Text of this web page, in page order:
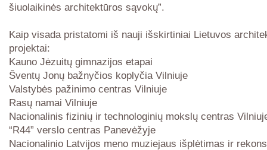
šiuolaikinės architektūros sąvokų”.
Kaip visada pristatomi iš nauji išskirtiniai Lietuvos
projektai:
Kauno Jėzuitų gimnazijos etapai
Šventų Jonų bažnyčios koplyčia Vilniuje
Valstybės pažinimo centras Vilniuje
Rasų namai Vilniuje
Nacionalinis fizinių ir technologinių mokslų centras
“R44” verslo centras Panevėžyje
Nacionalinio Latvijos meno muziejaus išplėtimas ir